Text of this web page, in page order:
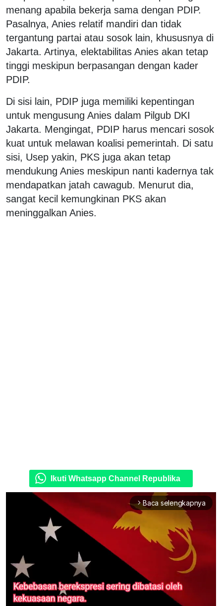
menang apabila bekerja sama dengan PDIP.
Pasalnya, Anies relatif mandiri dan tidak
tergantung partai atau sosok lain, khususnya di
Jakarta. Artinya, elektabilitas Anies akan tetap
tinggi meskipun berpasangan dengan kader
PDIP.
Di sisi lain, PDIP juga memiliki kepentingan
untuk mengusung Anies dalam Pilgub DKI
Jakarta. Mengingat, PDIP harus mencari sosok
kuat untuk melawan koalisi pemerintah. Di satu
sisi, Usep yakin, PKS juga akan tetap
mendukung Anies meskipun nanti kadernya tak
mendapatkan jatah cawagub. Menurut dia,
sangat kecil kemungkinan PKS akan
meninggalkan Anies.
Ikuti Whatsapp Channel Republika
arrow_forward_ios Baca selengkapnya